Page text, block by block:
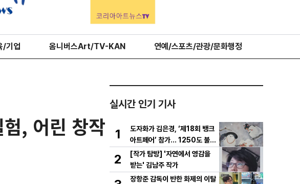
/기업 옴니버스Art/TV-KAN 연예/스포츠/관광/문화행정
, 어린 창작
실시간 인기 기사
1
도자화가 김은경, ‘제18회 뱅크
아트페어’ 참가… 1250도 불이
빚은 동화 ‘숲속의 만찬’ 선보여
2
[작가 탐방] '자연에서 영감을
받는' 김남주 작가
장항준 감독이 반한 화제의 이탈